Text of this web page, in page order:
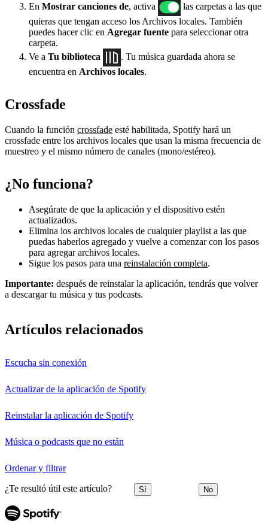
En Mostrar canciones de, activa
las carpetas a las que
quieras que tengan acceso los Archivos locales. También
puedes hacer clic en Agregar fuente para seleccionar otra
carpeta.
Ve a Tu biblioteca
. Tu música guardada ahora se
encuentra en Archivos locales.
Crossfade
Cuando la función crossfade esté habilitada, Spotify hará un
crossfade entre los archivos locales que usan la misma frecuencia de
muestreo y el mismo número de canales (mono/estéreo).
¿No funciona?
Asegúrate de que la aplicación y el dispositivo estén
actualizados.
Elimina los archivos locales de cualquier playlist a las que
puedas haberlos agregado y vuelve a comenzar con los pasos
para agregar archivos locales.
Sigue los pasos para una reinstalación completa.
Importante: después de reinstalar la aplicación, tendrás que volver
a descargar tu música y tus podcasts.
Artículos relacionados
Escucha sin conexión
Actualizar de la aplicación de Spotify
Reinstalar la aplicación de Spotify
Música o podcasts que no están
Ordenar y filtrar
¿Te resultó útil este artículo? Sí No